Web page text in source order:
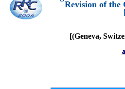
Revision of the